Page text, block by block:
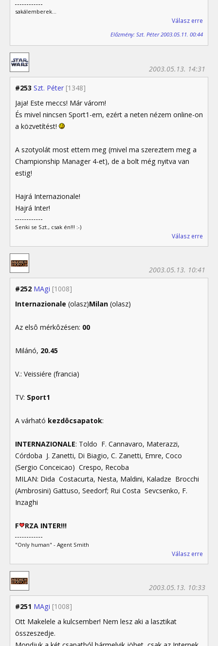
sakálemberek...
Válasz erre
Előzmény: Szt. Péter 2003.05.11. 00:44
#253 Szt. Péter [1348]
2003.05.13. 14:31
Jaja! Este meccs! Már várom!
És mivel nincsen Sport1-em, ezért a neten nézem online-on
a közvetítést!
A szotyolát most ettem meg (mivel ma szereztem meg a
Championship Manager 4-et), de a bolt még nyitva van
estig!
Hajrá Internazionale!
Hajrá Inter!
Senki se Szt., csak én!!! :-)
Válasz erre
#252 MAgi [1008]
2003.05.13. 10:41
Internazionale (olasz)Milan (olasz)
Az elsô mérkôzésen: 00
Milánó, 20.45
V.: Veissiére (francia)
TV: Sport1
A várható kezdôcsapatok:
INTERNAZIONALE: Toldo  F. Cannavaro, Materazzi,
Córdoba  J. Zanetti, Di Biagio, C. Zanetti, Emre, Coco
(Sergio Conceicao)  Crespo, Recoba
MILAN: Dida  Costacurta, Nesta, Maldini, Kaladze  Brocchi
(Ambrosini) Gattuso, Seedorf; Rui Costa  Sevcsenko, F.
Inzaghi
F RZA INTER!!!
"Only human" - Agent Smith
Válasz erre
#251 MAgi [1008]
2003.05.13. 10:33
Ott Makelele a kulcsember! Nem lesz aki a lasztikat
összeszedje.